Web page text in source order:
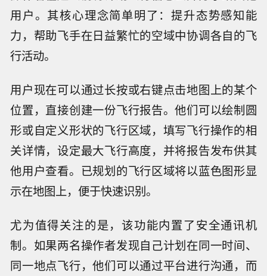
用户。其核心理念简单明了：提升态势感知能
力，帮助飞手在日益繁忙的空域中协调各自的飞
行活动。
用户现在可以通过长按或右键点击地图上的某个
位置，直接创建一份飞行报告。他们可以绘制圆
形或自定义形状的飞行区域，填写飞行操作的相
关详情，设定最大飞行高度，并将报告发布供其
他用户查看。已规划的飞行区域将以蓝色图形显
示在地图上，便于快速识别。
尤为值得关注的是，该功能内置了安全通讯机
制。如果两名操作者发现自己计划在同一时间、
同一地点飞行，他们可以通过平台进行沟通，而